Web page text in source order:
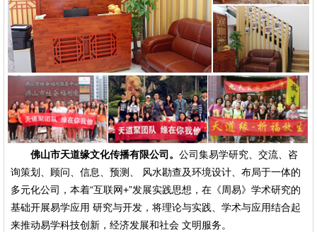
佛山市天道缘文化传播有限公司。 公司集易学研究、交流、咨
询策划、顾问、信息、预测、 风水勘查及环境设计、布局于一体的
多元化公司，本着“互联网+”发展实践思想，在《周易》学术研究的
基础开展易学应用 研究与开发，将理论与实践、学术与应用结合起
来推动易学科技创新，经济发展和社会 文明服务。